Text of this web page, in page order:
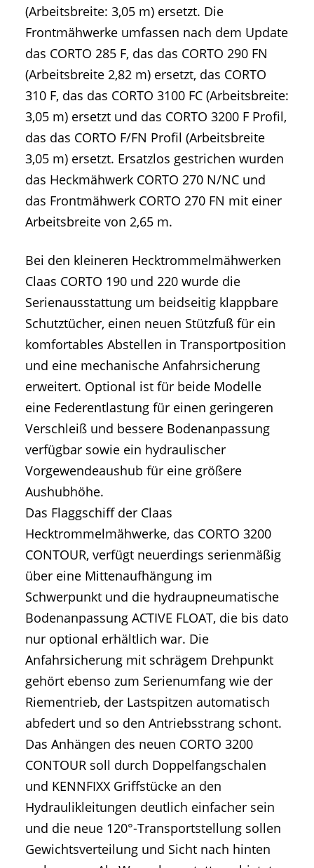
(Arbeitsbreite: 3,05 m) ersetzt. Die
Frontmähwerke umfassen nach dem Update
das CORTO 285 F, das das CORTO 290 FN
(Arbeitsbreite 2,82 m) ersetzt, das CORTO
310 F, das das CORTO 3100 FC (Arbeitsbreite:
3,05 m) ersetzt und das CORTO 3200 F Profil,
das das CORTO F/FN Profil (Arbeitsbreite
3,05 m) ersetzt. Ersatzlos gestrichen wurden
das Heckmähwerk CORTO 270 N/NC und
das Frontmähwerk CORTO 270 FN mit einer
Arbeitsbreite von 2,65 m.
Bei den kleineren Hecktrommelmähwerken
Claas CORTO 190 und 220 wurde die
Serienausstattung um beidseitig klappbare
Schutztücher, einen neuen Stützfuß für ein
komfortables Abstellen in Transportposition
und eine mechanische Anfahrsicherung
erweitert. Optional ist für beide Modelle
eine Federentlastung für einen geringeren
Verschleiß und bessere Bodenanpassung
verfügbar sowie ein hydraulischer
Vorgewendeaushub für eine größere
Aushubhöhe.
Das Flaggschiff der Claas
Hecktrommelmähwerke, das CORTO 3200
CONTOUR, verfügt neuerdings serienmäßig
über eine Mittenaufhängung im
Schwerpunkt und die hydraupneumatische
Bodenanpassung ACTIVE FLOAT, die bis dato
nur optional erhältlich war. Die
Anfahrsicherung mit schrägem Drehpunkt
gehört ebenso zum Serienumfang wie der
Riementrieb, der Lastspitzen automatisch
abfedert und so den Antriebsstrang schont.
Das Anhängen des neuen CORTO 3200
CONTOUR soll durch Doppelfangschalen
und KENNFIXX Griffstücke an den
Hydraulikleitungen deutlich einfacher sein
und die neue 120°-Transportstellung sollen
Gewichtsverteilung und Sicht nach hinten